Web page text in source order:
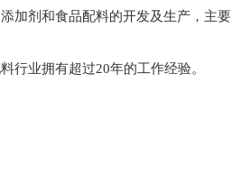
加剂和食品配料的开发及生产，主
行业拥有超过20年的工作经验。